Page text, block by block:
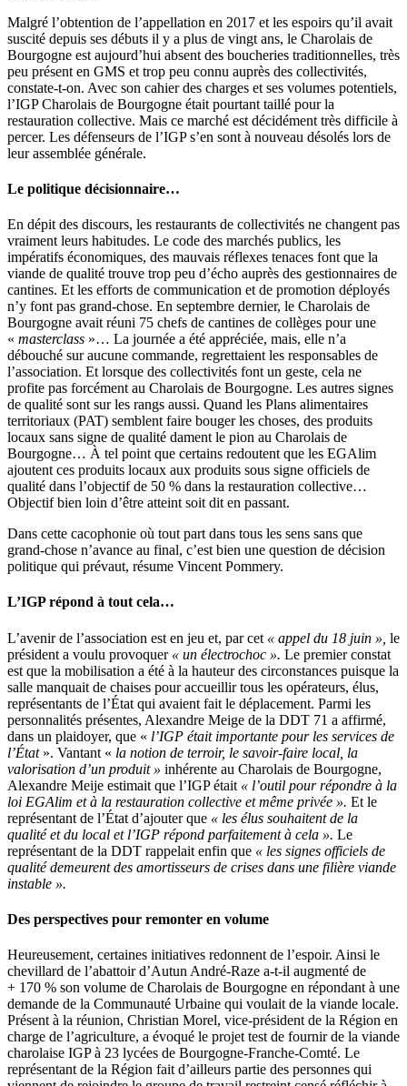
Malgré l’obtention de l’appellation en 2017 et les espoirs qu’il avait
suscité depuis ses débuts il y a plus de vingt ans, le Charolais de
Bourgogne est aujourd’hui absent des boucheries traditionnelles, très
peu présent en GMS et trop peu connu auprès des collectivités,
constate-t-on. Avec son cahier des charges et ses volumes potentiels,
l’IGP Charolais de Bourgogne était pourtant taillé pour la
restauration collective. Mais ce marché est décidément très difficile à
percer. Les défenseurs de l’IGP s’en sont à nouveau désolés lors de
leur assemblée générale.
Le politique décisionnaire…
En dépit des discours, les restaurants de collectivités ne changent pas
vraiment leurs habitudes. Le code des marchés publics, les
impératifs économiques, des mauvais réflexes tenaces font que la
viande de qualité trouve trop peu d’écho auprès des gestionnaires de
cantines. Et les efforts de communication et de promotion déployés
n’y font pas grand-chose. En septembre dernier, le Charolais de
Bourgogne avait réuni 75 chefs de cantines de collèges pour une
« masterclass »… La journée a été appréciée, mais, elle n’a
débouché sur aucune commande, regrettaient les responsables de
l’association. Et lorsque des collectivités font un geste, cela ne
profite pas forcément au Charolais de Bourgogne. Les autres signes
de qualité sont sur les rangs aussi. Quand les Plans alimentaires
territoriaux (PAT) semblent faire bouger les choses, des produits
locaux sans signe de qualité dament le pion au Charolais de
Bourgogne… À tel point que certains redoutent que les EGAlim
ajoutent ces produits locaux aux produits sous signe officiels de
qualité dans l’objectif de 50 % dans la restauration collective…
Objectif bien loin d’être atteint soit dit en passant.
Dans cette cacophonie où tout part dans tous les sens sans que
grand-chose n’avance au final, c’est bien une question de décision
politique qui prévaut, résume Vincent Pommery.
L’IGP répond à tout cela…
L’avenir de l’association est en jeu et, par cet « appel du 18 juin », le
président a voulu provoquer « un électrochoc ». Le premier constat
est que la mobilisation a été à la hauteur des circonstances puisque la
salle manquait de chaises pour accueillir tous les opérateurs, élus,
représentants de l’État qui avaient fait le déplacement. Parmi les
personnalités présentes, Alexandre Meige de la DDT 71 a affirmé,
dans un plaidoyer, que « l’IGP était importante pour les services de
l’État ». Vantant « la notion de terroir, le savoir-faire local, la
valorisation d’un produit » inhérente au Charolais de Bourgogne,
Alexandre Meije estimait que l’IGP était « l’outil pour répondre à la
loi EGAlim et à la restauration collective et même privée ». Et le
représentant de l’État d’ajouter que « les élus souhaitent de la
qualité et du local et l’IGP répond parfaitement à cela ». Le
représentant de la DDT rappelait enfin que « les signes officiels de
qualité demeurent des amortisseurs de crises dans une filière viande
instable ».
Des perspectives pour remonter en volume
Heureusement, certaines initiatives redonnent de l’espoir. Ainsi le
chevillard de l’abattoir d’Autun André-Raze a-t-il augmenté de
+ 170 % son volume de Charolais de Bourgogne en répondant à une
demande de la Communauté Urbaine qui voulait de la viande locale.
Présent à la réunion, Christian Morel, vice-président de la Région en
charge de l’agriculture, a évoqué le projet test de fournir de la viande
charolaise IGP à 23 lycées de Bourgogne-Franche-Comté. Le
représentant de la Région fait d’ailleurs partie des personnes qui